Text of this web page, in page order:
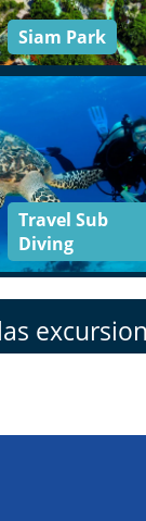
Siam Park
Travel Sub
Diving